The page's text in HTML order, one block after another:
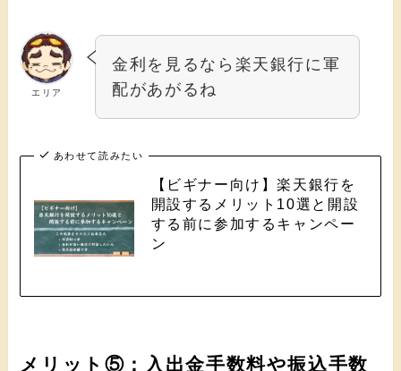
エリア
金利を見るなら楽天銀行に軍
配があがるね
あわせて読みたい
【ビギナー向け】楽天銀行を
開設するメリット10選と開設
する前に参加するキャンペー
ン
メリット⑤：入出金手数料や振込手数